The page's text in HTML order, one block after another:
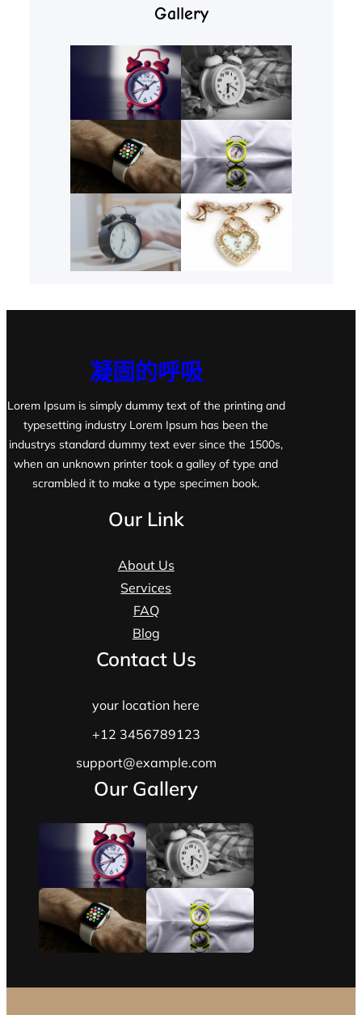
Gallery
凝固的呼吸
Lorem Ipsum is simply dummy text of the printing and
typesetting industry Lorem Ipsum has been the
industrys standard dummy text ever since the 1500s,
when an unknown printer took a galley of type and
scrambled it to make a type specimen book.
Our Link
About Us
Services
FAQ
Blog
Contact Us
your location here
+12 3456789123
support@example.com
Our Gallery